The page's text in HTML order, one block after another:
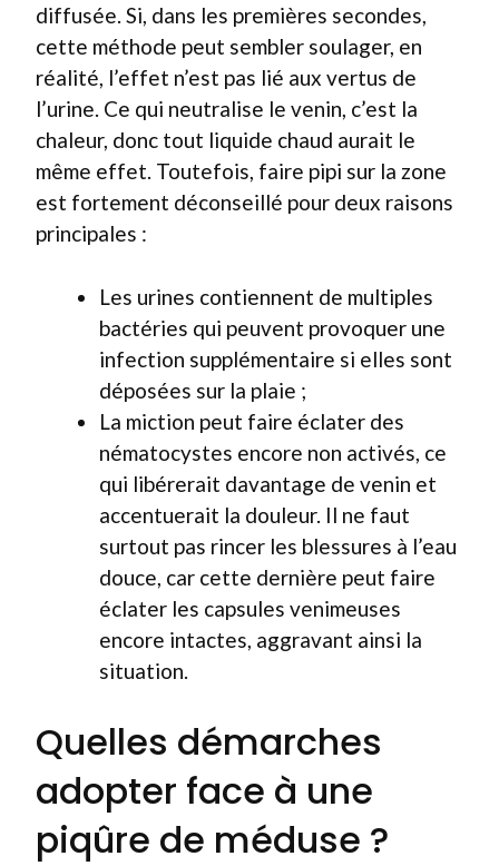
diffusée. Si, dans les premières secondes,
cette méthode peut sembler soulager, en
réalité, l’effet n’est pas lié aux vertus de
l’urine. Ce qui neutralise le venin, c’est la
chaleur, donc tout liquide chaud aurait le
même effet. Toutefois, faire pipi sur la zone
est fortement déconseillé pour deux raisons
principales :
Les urines contiennent de multiples
bactéries qui peuvent provoquer une
infection supplémentaire si elles sont
déposées sur la plaie ;
La miction peut faire éclater des
nématocystes encore non activés, ce
qui libérerait davantage de venin et
accentuerait la douleur. Il ne faut
surtout pas rincer les blessures à l’eau
douce, car cette dernière peut faire
éclater les capsules venimeuses
encore intactes, aggravant ainsi la
situation.
Quelles démarches
adopter face à une
piqûre de méduse ?